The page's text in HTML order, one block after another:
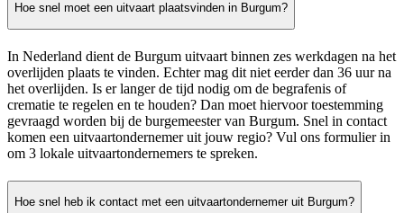
Hoe snel moet een uitvaart plaatsvinden in Burgum?
In Nederland dient de Burgum uitvaart binnen zes werkdagen na het
overlijden plaats te vinden. Echter mag dit niet eerder dan 36 uur na
het overlijden. Is er langer de tijd nodig om de begrafenis of
crematie te regelen en te houden? Dan moet hiervoor toestemming
gevraagd worden bij de burgemeester van Burgum. Snel in contact
komen een uitvaartondernemer uit jouw regio? Vul ons formulier in
om 3 lokale uitvaartondernemers te spreken.
Hoe snel heb ik contact met een uitvaartondernemer uit Burgum?